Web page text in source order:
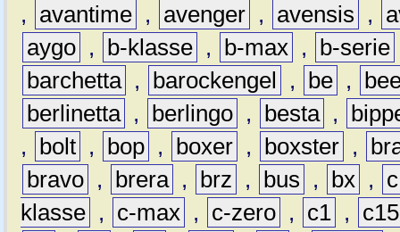
,
avantime , avenger , avensis ,
aygo , b-klasse , b-max , b-serie
barchetta , barockengel , be ,
berlinetta , berlingo , besta ,
,
bolt , bop , boxer , boxster ,
bravo , brera , brz , bus , bx ,
c
klasse , c-max , c-zero , c1 ,
c15